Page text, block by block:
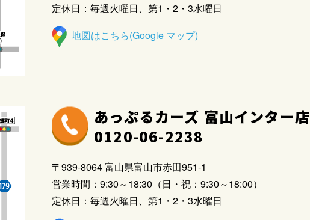
定休日：毎週火曜日、第1・2・3水曜日
地図はこちら(Google マップ)
あっぷるカーズ 富山インター店
0120-06-2238
〒939-8064 富山県富山市赤田951-1
営業時間：9:30～18:30（日・祝：9:30～18:00）
定休日：毎週火曜日、第1・2・3水曜日